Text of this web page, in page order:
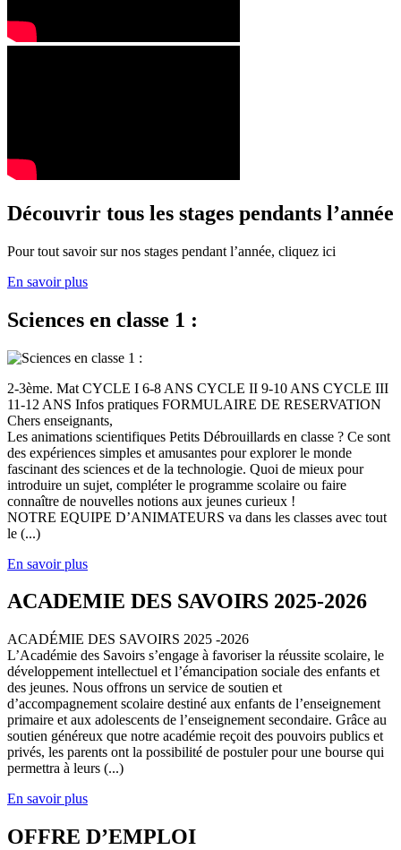
Découvrir tous les stages pendants l’année
Pour tout savoir sur nos stages pendant l’année, cliquez ici
En savoir plus
Sciences en classe 1 :
2-3ème. Mat CYCLE I 6-8 ANS CYCLE II 9-10 ANS CYCLE III
11-12 ANS Infos pratiques FORMULAIRE DE RESERVATION
Chers enseignants,
Les animations scientifiques Petits Débrouillards en classe ? Ce sont
des expériences simples et amusantes pour explorer le monde
fascinant des sciences et de la technologie. Quoi de mieux pour
introduire un sujet, compléter le programme scolaire ou faire
connaître de nouvelles notions aux jeunes curieux !
NOTRE EQUIPE D’ANIMATEURS va dans les classes avec tout
le (...)
En savoir plus
ACADEMIE DES SAVOIRS 2025-2026
ACADÉMIE DES SAVOIRS 2025 -2026
L’Académie des Savoirs s’engage à favoriser la réussite scolaire, le
développement intellectuel et l’émancipation sociale des enfants et
des jeunes. Nous offrons un service de soutien et
d’accompagnement scolaire destiné aux enfants de l’enseignement
primaire et aux adolescents de l’enseignement secondaire. Grâce au
soutien généreux que notre académie reçoit des pouvoirs publics et
privés, les parents ont la possibilité de postuler pour une bourse qui
permettra à leurs (...)
En savoir plus
OFFRE D’EMPLOI